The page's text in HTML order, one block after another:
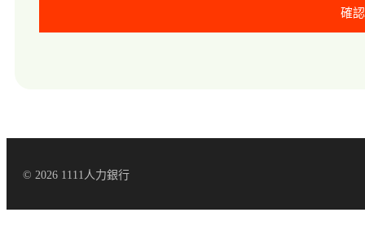
確
© 2026 1111人力銀行